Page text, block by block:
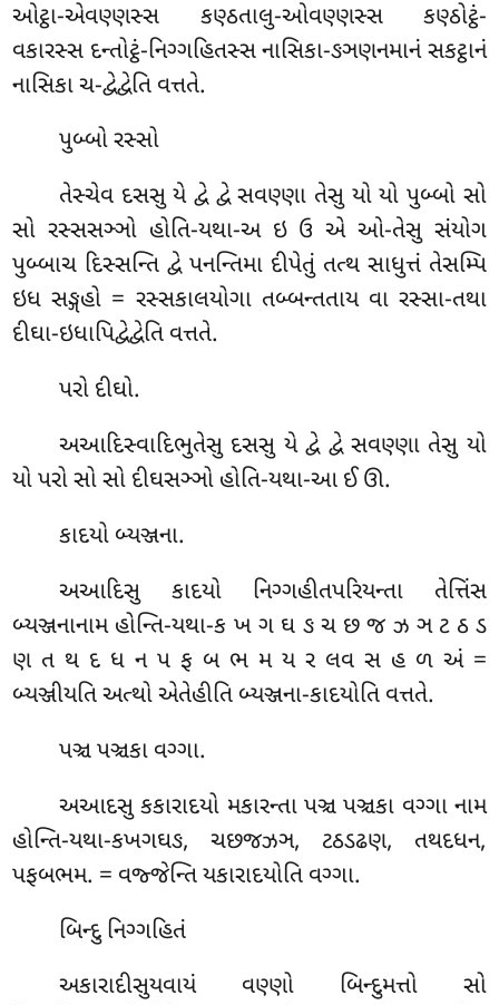
ઓટ્ઠા-એવણ્ણસ્સ કણ્ઠતાલુ-ઓવણ્ણસ્સ કણ્ઠોટ્ઠં-
વકારસ્સ દન્તોટ્ઠં-નિગ્ગહિતસ્સ નાસિકા-ઙઞણનમાનં સકટ્ઠાનં
નાસિકા ચ-દ્વેદ્વેતિ વત્તતે.
પુબ્બો રસ્સો
તેસ્ચેવ દસસુ યે દ્વે દ્વે સવણ્ણા તેસુ યો યો પુબ્બો સો
સો રસ્સસઞ્ઞો હોતિ-યથા-અ ઇ ઉ એ ઓ-તેસુ સંયોગ
પુબ્બાચ દિસ્સન્તિ દ્વે પનન્તિમા દીપેતું તત્થ સાધુત્તં તેસમ્પિ
ઇધ સઙ્ગહો = રસ્સકાલયોગા તબ્બન્તતાય વા રસ્સા-તથા
દીઘા-ઇધાપિદ્વેદ્વેતિ વત્તતે.
પરો દીઘો.
અઆદિસ્વાદિભુતેસુ દસસુ યે દ્વે દ્વે સવણ્ણા તેસુ યો
યો પરો સો સો દીઘસઞ્ઞો હોતિ-યથા-આ ઈ ઊ.
કાદયો બ્યઞ્જના.
અઆદિસુ કાદયો નિગ્ગહીતપરિયન્તા તેત્તિંસ
બ્યઞ્જનાનામ હોન્તિ-યથા-ક ખ ગ ઘ ઙ ચ છ જ ઝ ઞ ટ ઠ ડ
ણ ત થ દ ધ ન પ ફ બ ભ મ ય ર લવ સ હ ળ અં =
બ્યઞ્જીયતિ અત્થો એતેહીતિ બ્યઞ્જના-કાદયોતિ વત્તતે.
પઞ્ચ પઞ્ચકા વગ્ગા.
અઆદસુ કકારાદયો મકારન્તા પઞ્ચ પઞ્ચકા વગ્ગા નામ
હોન્તિ-યથા-કખગઘઙ, ચછજઝઞ, ટઠડઢણ, તથદધન,
પફબભમ. = વજ્જેન્તિ યકારાદયોતિ વગ્ગા.
બિન્દુ નિગ્ગહિતં
અકારાદીસુયવાયં વણ્ણો બિન્દુમત્તો સો